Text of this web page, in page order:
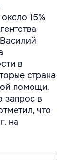
15%
в
страна
помощи.
запрос в
что
на